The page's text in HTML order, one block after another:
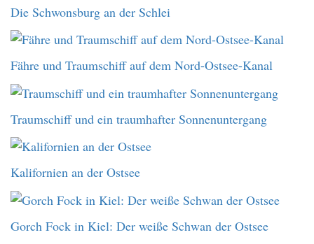
Die Schwonsburg an der Schlei
Fähre und Traumschiff auf dem Nord-Ostsee-Kanal
Traumschiff und ein traumhafter Sonnenuntergang
Kalifornien an der Ostsee
Gorch Fock in Kiel: Der weiße Schwan der Ostsee